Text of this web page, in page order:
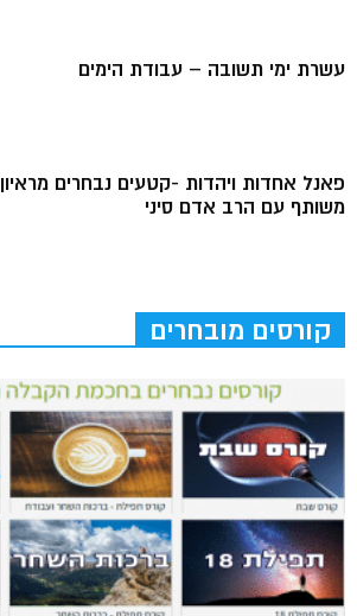
עשרת ימי תשובה – עבודת הימים
פאנל אחדות ויהדות -קטעים נבחרים מראיון
משותף עם הרב אדם סיני
קורסים מובחרים